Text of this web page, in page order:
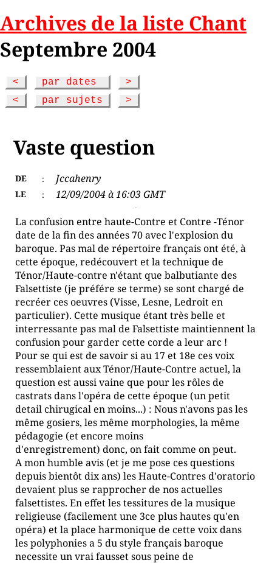
Archives de la liste Chant
Septembre 2004
< par dates
>
<
par sujets >
Vaste question
DE : Jccahenry
LE : 12/09/2004 à 16:03 GMT
La confusion entre haute-Contre et Contre -Ténor
date de la fin des années 70 avec l'explosion du
baroque. Pas mal de répertoire français ont été, à
cette époque, redécouvert et la technique de
Ténor/Haute-contre n'étant que balbutiante des
Falsettiste (je préfére se terme) se sont chargé de
recréer ces oeuvres (Visse, Lesne, Ledroit en
particulier). Cette musique étant très belle et
interressante pas mal de Falsettiste maintiennent la
confusion pour garder cette corde a leur arc !
Pour se qui est de savoir si au 17 et 18e ces voix
ressemblaient aux Ténor/Haute-Contre actuel, la
question est aussi vaine que pour les rôles de
castrats dans l'opéra de cette époque (un petit
detail chirugical en moins...) : Nous n'avons pas les
même gosiers, les même morphologies, la même
pédagogie (et encore moins
d'enregistrement) donc, on fait comme on peut.
A mon humble avis (et je me pose ces questions
depuis bientôt dix ans) les Haute-Contres d'oratorio
devaient plus se rapprocher de nos actuelles
falsettistes. En effet les tessitures de la musique
religieuse (facilement une 3ce plus hautes qu'en
opéra) et la place harmonique de cette voix dans
les polyphonies a 5 du style français baroque
necessite un vrai fausset sous peine de